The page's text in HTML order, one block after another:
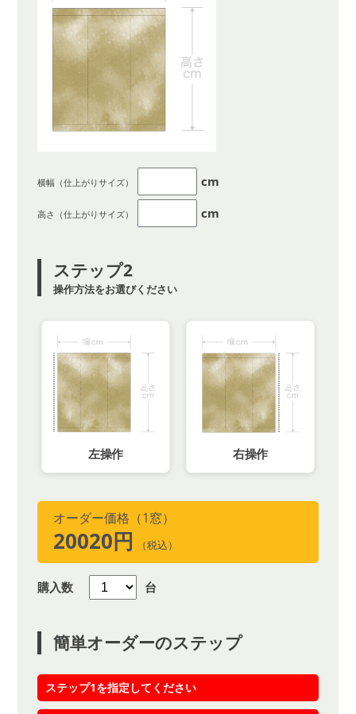
横幅（仕上がりサイズ） cm
高さ（仕上がりサイズ） cm
ステップ2
操作方法をお選びください
左操作 右操作
オーダー価格（1窓）
20020円 （税込）
購入数 台
簡単オーダーのステップ
ステップ1を指定してください